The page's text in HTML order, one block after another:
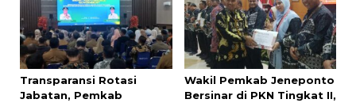
Transparansi Rotasi
Jabatan, Pemkab
Wakil Pemkab Jeneponto
Bersinar di PKN Tingkat II,